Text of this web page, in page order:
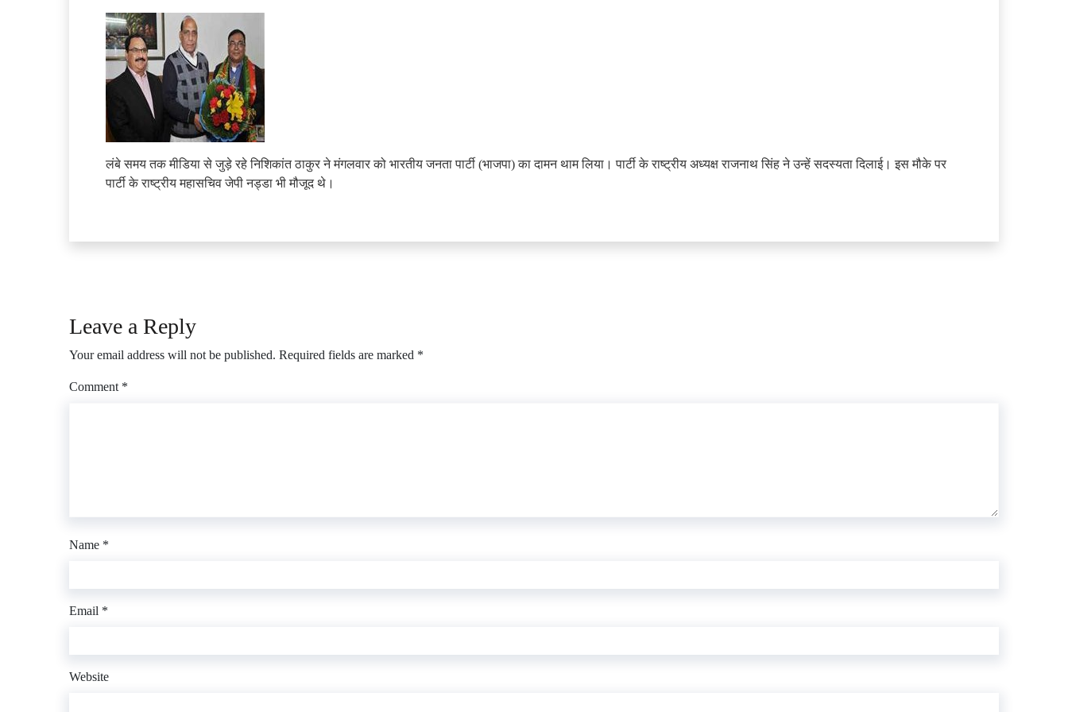
लंबे समय तक मीडिया से जुड़े रहे निशिकांत ठाकुर ने मंगलवार को भारतीय जनता पार्टी (भाजपा) का दामन थाम लिया। पार्टी के राष्ट्रीय अध्यक्ष राजनाथ सिंह ने उन्हें सदस्यता दिलाई। इस मौके पर
पार्टी के राष्ट्रीय महासचिव जेपी नड्डा भी मौजूद थे।
Leave a Reply
Your email address will not be published. Required fields are marked *
Comment *
Name *
Email *
Website